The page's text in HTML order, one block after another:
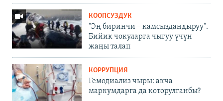
КООПСУЗДУК
"Эң биринчи – камсыздандыруу".
Бийик чокуларга чыгуу үчүн
жаңы талап
КОРРУПЦИЯ
Гемодиализ чыры: акча
маркумдарга да которулганбы?